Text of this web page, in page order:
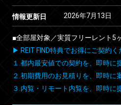
情報更新日 2026年7月13日
■全部屋対象／実質フリーレント5
▶ REIT FIND特典でお得にご契約く
１.都内最安値での契約を、即時に
２.初期費用のお見積りを、即時に
３.内覧・リモート内覧を、即時に